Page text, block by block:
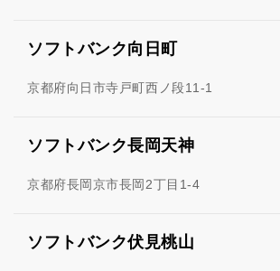
ソフトバンク向日町
京都府向日市寺戸町西ノ段11-1
ソフトバンク長岡天神
京都府長岡京市長岡2丁目1-4
ソフトバンク伏見桃山